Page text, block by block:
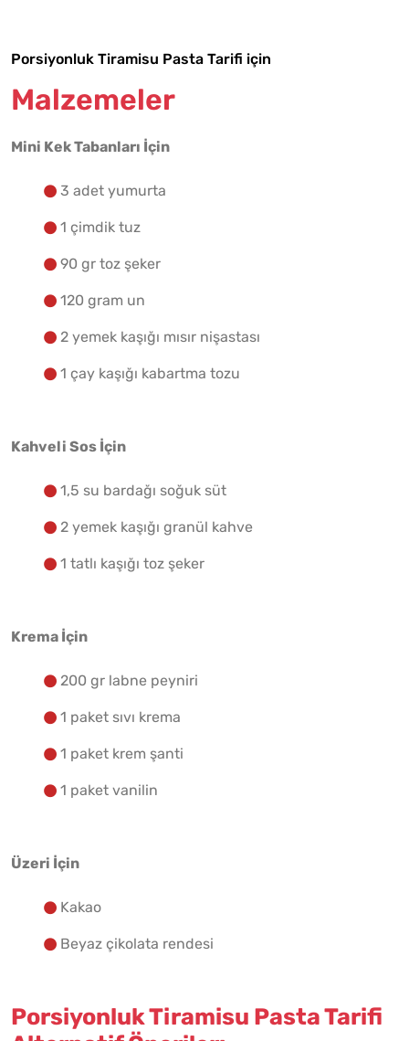
Porsiyonluk Tiramisu Pasta Tarifi için
Malzemeler
Mini Kek Tabanları İçin
3 adet yumurta
1 çimdik tuz
90 gr toz şeker
120 gram un
2 yemek kaşığı mısır nişastası
1 çay kaşığı kabartma tozu
Kahveli Sos İçin
1,5 su bardağı soğuk süt
2 yemek kaşığı granül kahve
1 tatlı kaşığı toz şeker
Krema İçin
200 gr labne peyniri
1 paket sıvı krema
1 paket krem şanti
1 paket vanilin
Üzeri İçin
Kakao
Beyaz çikolata rendesi
Porsiyonluk Tiramisu Pasta Tarifi